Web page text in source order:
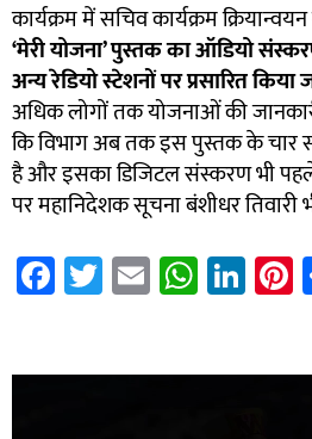
कार्यक्रम में सचिव कार्यक्रम
‘मेरी योजना’पुस्तक का ऑडियो
अन्य रेडियो स्टेशनों पर प्रसारित किया
अधिक लोगों तक योजनाओं की
कि विभाग अब तक इस पुस्तक के चार
है और इसका डिजिटल संस्करण भी
पर महानिदेशक सूचना बंशीधर तिवारी
Fa
ce
o
T
wi
er
E
m
W
h
sA
Li
nk
dI